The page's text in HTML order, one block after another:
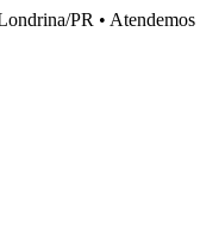
PR • Atendemos